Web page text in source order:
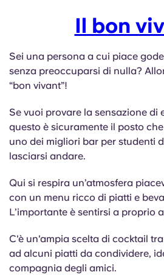
Il bon
Sei una persona a cui piace
senza preoccuparsi di nulla?
“bon vivant”!
Se vuoi provare la sensazione di
questo è sicuramente il posto
uno dei migliori bar per studenti
lasciarsi andare.
Qui si respira un’atmosfera
con un menu ricco di piatti e
L’importante è sentirsi a proprio
C'è un'ampia scelta di cocktail
ad alcuni piatti da condividere,
compagnia degli amici.